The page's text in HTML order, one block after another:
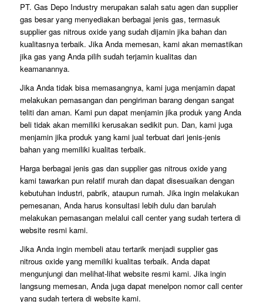
PT. Gas Depo Industry merupakan salah satu agen dan supplier
gas besar yang menyediakan berbagai jenis gas, termasuk
supplier gas nitrous oxide yang sudah dijamin jika bahan dan
kualitasnya terbaik. Jika Anda memesan, kami akan memastikan
jika gas yang Anda pilih sudah terjamin kualitas dan
keamanannya.
Jika Anda tidak bisa memasangnya, kami juga menjamin dapat
melakukan pemasangan dan pengiriman barang dengan sangat
teliti dan aman. Kami pun dapat menjamin jika produk yang Anda
beli tidak akan memiliki kerusakan sedikit pun. Dan, kami juga
menjamin jika produk yang kami jual terbuat dari jenis-jenis
bahan yang memiliki kualitas terbaik.
Harga berbagai jenis gas dan supplier gas nitrous oxide yang
kami tawarkan pun relatif murah dan dapat disesuaikan dengan
kebutuhan industri, pabrik, ataupun rumah. Jika ingin melakukan
pemesanan, Anda harus konsultasi lebih dulu dan barulah
melakukan pemasangan melalui call center yang sudah tertera di
website resmi kami.
Jika Anda ingin membeli atau tertarik menjadi supplier gas
nitrous oxide yang memiliki kualitas terbaik. Anda dapat
mengunjungi dan melihat-lihat website resmi kami. Jika ingin
langsung memesan, Anda juga dapat menelpon nomor call center
yang sudah tertera di website kami.